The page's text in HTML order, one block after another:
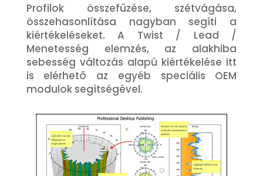
Profilok összefűzése, szétvágása,
összehasonlítása nagyban segíti a
kiértékeléseket. A Twist / Lead /
Menetesség elemzés, az alakhiba
sebesség változás alapú kiértékelése itt
is elérhető az egyéb speciális OEM
modulok segítségével.